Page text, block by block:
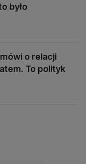
było
o relacji
To polityk